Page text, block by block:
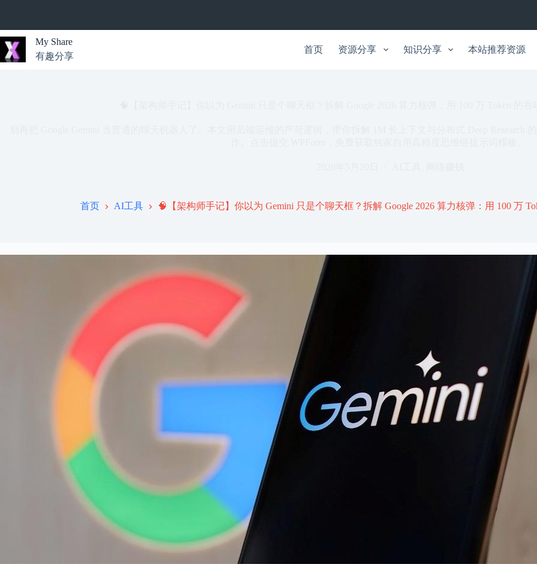
内
容
无
My Share
有趣分享
首页 资源分享 知识分享 本站推荐资源
首页 AI工具 🧠【架构师手记】你以为 Gemini 只是个聊天框？拆解 Google 2026 算力核弹：用 100 万